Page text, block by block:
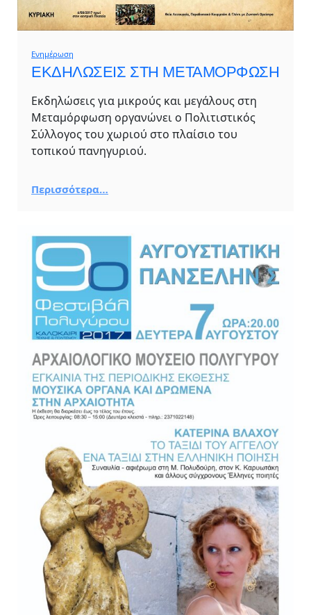
Ενημέρωση
ΕΚΔΗΛΩΣΕΙΣ ΣΤΗ ΜΕΤΑΜΟΡΦΩΣΗ
Εκδηλώσεις για μικρούς και μεγάλους στη
Μεταμόρφωση οργανώνει ο Πολιτιστικός
Σύλλογος του χωριού στο πλαίσιο του
τοπικού πανηγυριού.
Περισσότερα…